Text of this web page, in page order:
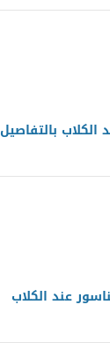
الكلاب بالتفاصيل
عند الكلاب